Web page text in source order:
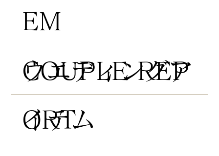
COUPLE REP
ORT
EM
​ウエディングア
イテム